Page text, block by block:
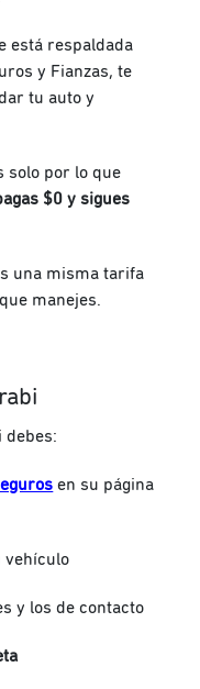
está respaldada
y Fianzas, te
tu auto y
solo por lo que
$0 y sigues
una misma tarifa
manejes.
debes:
en su página
vehículo
y los de contacto